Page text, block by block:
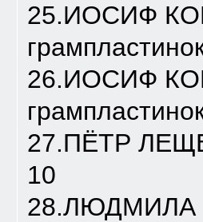
25.ИОСИФ
26.ИОСИФ
27.ПЁТР
10
28.ЛЮДМИЛА